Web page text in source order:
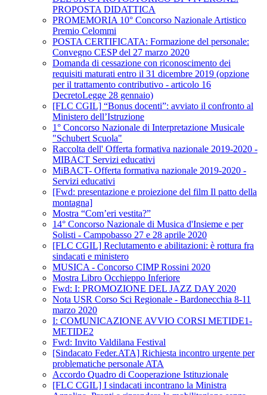
PROPOSTA DIDATTICA
PROMEMORIA 10° Concorso Nazionale Artistico
Premio Celommi
POSTA CERTIFICATA: Formazione del personale:
Convegno CESP del 27 marzo 2020
Domanda di cessazione con riconoscimento dei
requisiti maturati entro il 31 dicembre 2019 (opzione
per il trattamento contributivo - articolo 16
DecretoLegge 28 gennaio)
[FLC CGIL] “Bonus docenti”: avviato il confronto al
Ministero dell’Istruzione
1° Concorso Nazionale di Interpretazione Musicale
"Schubert Scuola"
Raccolta dell' Offerta formativa nazionale 2019-2020 -
MIBACT Servizi educativi
MiBACT- Offerta formativa nazionale 2019-2020 -
Servizi educativi
[Fwd: presentazione e proiezione del film Il patto della
montagna]
Mostra “Com’eri vestita?”
14° Concorso Nazionale di Musica d'Insieme e per
Solisti - Campobasso 27 e 28 aprile 2020
[FLC CGIL] Reclutamento e abilitazioni: è rottura fra
sindacati e ministero
MUSICA - Concorso CIMP Rossini 2020
Mostra Libro Occhieppo Inferiore
Fwd: I: PROMOZIONE DEL JAZZ DAY 2020
Nota USR Corso Sci Regionale - Bardonecchia 8-11
marzo 2020
I: COMUNICAZIONE AVVIO CORSI METIDE1-
METIDE2
Fwd: Invito Valdilana Festival
[Sindacato Feder.ATA] Richiesta incontro urgente per
problematiche personale ATA
Accordo Quadro di Cooperazione Istituzionale
[FLC CGIL] I sindacati incontrano la Ministra